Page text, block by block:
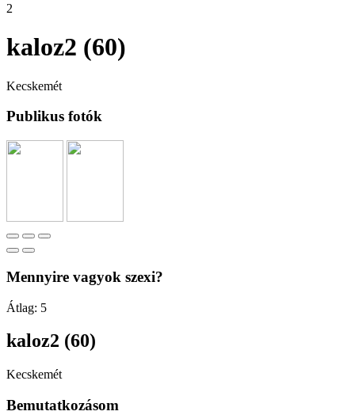
2
kaloz2 (60)
Kecskemét
Publikus fotók
Mennyire vagyok szexi?
Átlag: 5
kaloz2 (60)
Kecskemét
Bemutatkozásom